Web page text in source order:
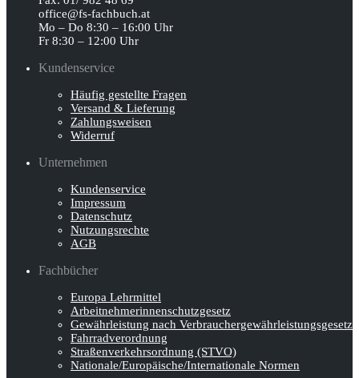
office@fs-fachbuch.at
Mo – Do 8:30 – 16:00 Uhr
Fr 8:30 – 12:00 Uhr
Kundenservice
Häufig gestellte Fragen
Versand & Lieferung
Zahlungsweisen
Widerruf
Unternehmen
Kundenservice
Impressum
Datenschutz
Nutzungsrechte
AGB
Fachbücher
Europa Lehrmittel
Arbeitnehmerinnen­schutz­gesetz
Gewährleistung nach Verbraucher­gewähr­leistungsgesetz
Fahrradverordnung
Straßenverkehrs­ordnung (STVO)
Nationale/Europäische/Internationale Normen